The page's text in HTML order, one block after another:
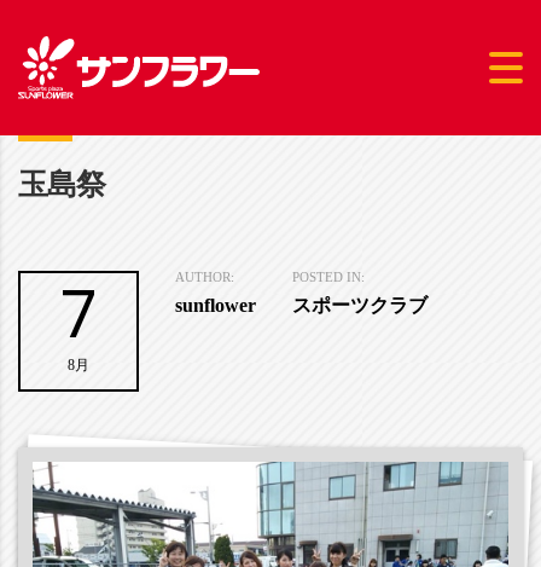
玉島祭
7
8月
AUTHOR:
sunflower
POSTED IN:
スポーツクラブ